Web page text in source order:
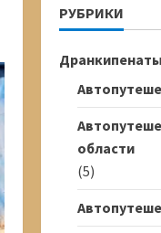
РУБРИКИ
Дранкипенаты
области
(5)